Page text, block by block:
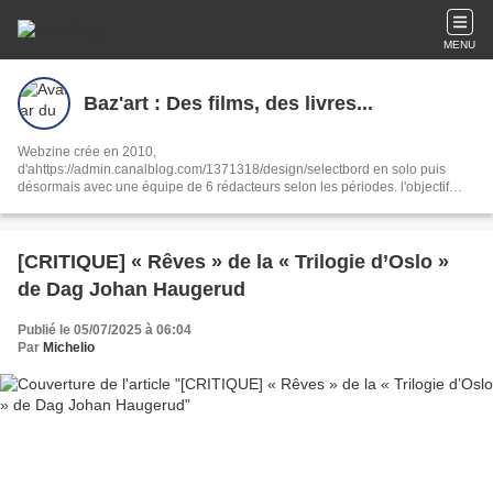
MENU
Baz'art : Des films, des livres...
Webzine crée en 2010,
d'ahttps://admin.canalblog.com/1371318/design/selectbord en solo puis
désormais avec une équipe de 6 rédacteurs selon les périodes. l'objectif
ciné, livres, musique, interviews, spectacles.
[CRITIQUE] « Rêves » de la « Trilogie d’Oslo »
de Dag Johan Haugerud
Publié le 05/07/2025 à 06:04
Par Michelio